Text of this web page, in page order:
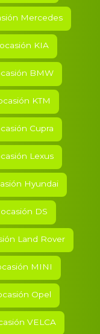
Mercedes
KIA
BMW
KTM
Cupra
Lexus
Hyundai
DS
Land Rover
MINI
Opel
VELCA